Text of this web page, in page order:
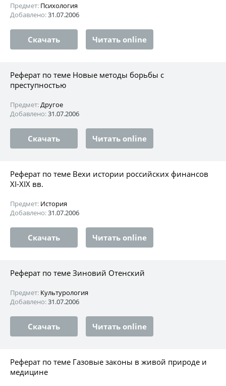
Предмет: Психология
Добавлено:31.07.2006
Скачать Читать online
Реферат по теме Новые методы борьбы с
преступностью
Предмет:Другое
Добавлено:31.07.2006
Скачать Читать online
Реферат по теме Вехи истории российских финансов
XI-XIX вв.
Предмет: История
Добавлено:31.07.2006
Скачать Читать online
Реферат по теме Зиновий Отенский
Предмет: Культурология
Добавлено:31.07.2006
Скачать Читать online
Реферат по теме Газовые законы в живой природе и
медицине